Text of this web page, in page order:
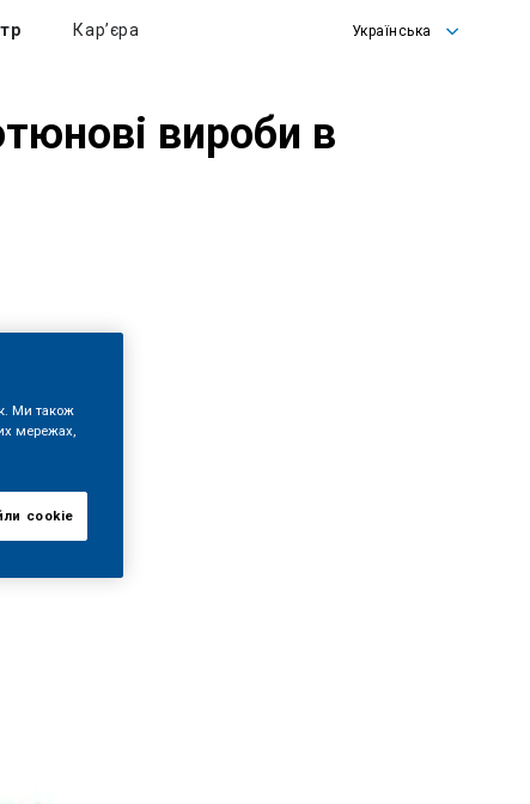
Кар’єра Українська
вироби в
Ми також
мережах,
сookie